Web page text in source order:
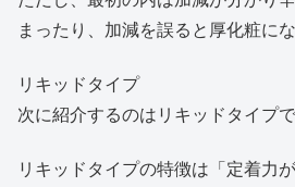
まったり、加減を誤ると厚化粧に
リキッドタイプ
次に紹介するのはリキッドタイプで
リキッドタイプの特徴は「定着力